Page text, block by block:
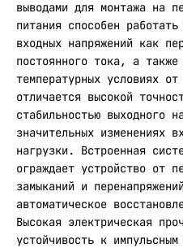
выводами для монтажа на
питания способен
входных напряжений как
постоянного тока, а также
температурных условиях
отличается высокой
стабильностью выходного
значительных изменениях
нагрузки. Встроенная
ограждает устройство от
замыканий и
автоматическое
Высокая электрическая
устойчивость к